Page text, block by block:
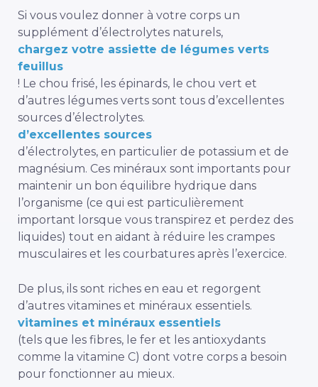
Si vous voulez donner à votre corps un
supplément d’électrolytes naturels,
chargez votre assiette de légumes verts
feuillus
! Le chou frisé, les épinards, le chou vert et
d’autres légumes verts sont tous d’excellentes
sources d’électrolytes.
d’excellentes sources
d’électrolytes, en particulier de potassium et de
magnésium. Ces minéraux sont importants pour
maintenir un bon équilibre hydrique dans
l’organisme (ce qui est particulièrement
important lorsque vous transpirez et perdez des
liquides) tout en aidant à réduire les crampes
musculaires et les courbatures après l’exercice.
De plus, ils sont riches en eau et regorgent
d’autres vitamines et minéraux essentiels.
vitamines et minéraux essentiels
(tels que les fibres, le fer et les antioxydants
comme la vitamine C) dont votre corps a besoin
pour fonctionner au mieux.